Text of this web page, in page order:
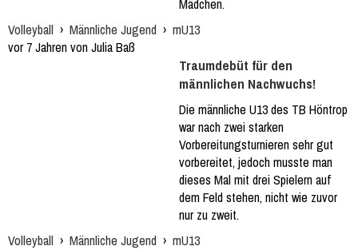
Mädchen.
Volleyball › Männliche Jugend › mU13
vor 7 Jahren von Julia Baß
Traumdebüt für den
männlichen Nachwuchs!
Die männliche U13 des TB Höntrop
war nach zwei starken
Vorbereitungsturnieren sehr gut
vorbereitet, jedoch musste man
dieses Mal mit drei Spielern auf
dem Feld stehen, nicht wie zuvor
nur zu zweit.
Volleyball › Männliche Jugend › mU13